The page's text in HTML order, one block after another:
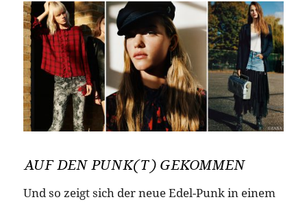
AUF DEN PUNK(T) GEKOMMEN
Und so zeigt sich der neue Edel-Punk in einem